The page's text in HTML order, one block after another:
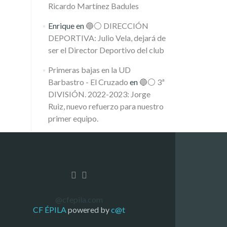
Ricardo Martínez Badules
Enriqueen 🔵⚪️ DIRECCIÓN
DEPORTIVA: Julio Vela, dejará de
ser el Director Deportivo del club
Primeras bajas en la UD
Barbastro - El Cruzado en 🔵⚪️ 3ª
DIVISIÓN. 2022-2023: Jorge
Ruiz, nuevo refuerzo para nuestro
primer equipo.
CF ÉPILApowered byc@t